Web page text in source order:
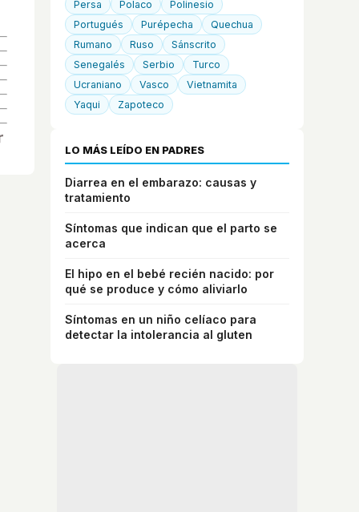
Persa
Polaco
Polinesio
Portugués
Purépecha
Quechua
Rumano
Ruso
Sánscrito
Senegalés
Serbio
Turco
Ucraniano
Vasco
Vietnamita
Yaqui
Zapoteco
LO MÁS LEÍDO EN PADRES
Diarrea en el embarazo: causas y
tratamiento
Síntomas que indican que el parto se
acerca
El hipo en el bebé recién nacido: por
qué se produce y cómo aliviarlo
Síntomas en un niño celíaco para
detectar la intolerancia al gluten